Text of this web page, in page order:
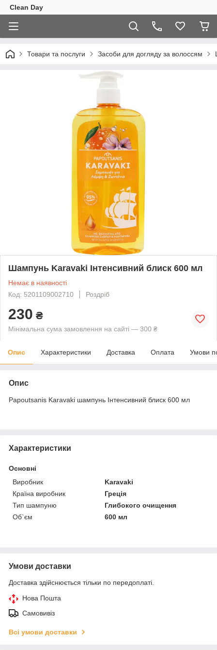
Clean Day
Товари та послуги Засоби для догляду за волоссям
Шампунь Karavaki Інтенсивний блиск 600 мл
Немає в наявності
Код: 5201109002710
Роздріб
230 ₴
Мінімальна сума замовлення на сайті — 300 ₴
Опис Характеристики Доставка Оплата Умови
Опис
Papoutsanis Karavaki шампунь Інтенсивний блиск 600 мл
Характеристики
Основні
Виробник
Karavaki
Країна виробник
Греція
Тип шампуню
Глибокого очищення
Об`єм
600 мл
Умови доставки
Доставка здійснюється тільки по передоплаті.
Нова Пошта
Самовивіз
Всі умови доставки